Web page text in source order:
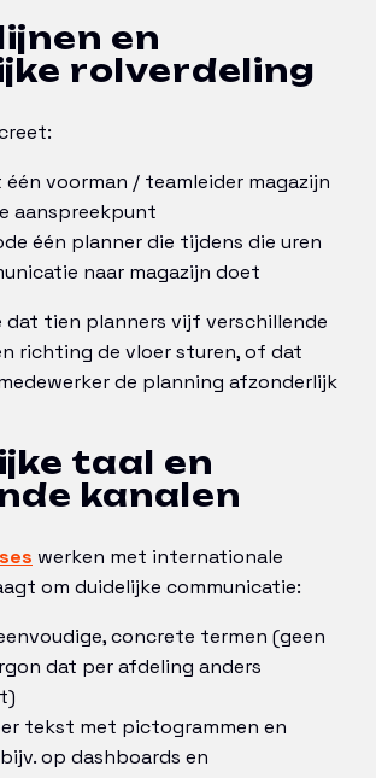
en
rolverdeling
voorman / teamleider magazijn
aanspreekpunt
één planner die tijdens die uren
naar magazijn doet
dat tien planners vijf verschillende
richting de vloer sturen, of dat
de planning afzonderlijk
taal en
kanalen
werken met internationale
om duidelijke communicatie:
concrete termen (geen
dat per afdeling anders
tekst met pictogrammen en
op dashboards en